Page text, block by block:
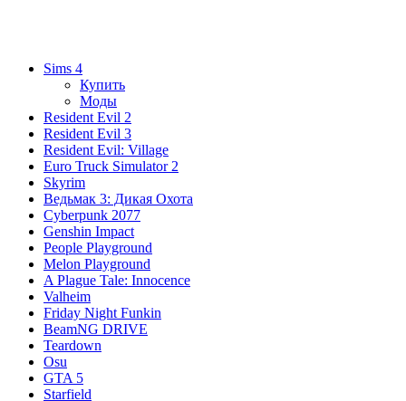
Sims 4
Купить
Моды
Resident Evil 2
Resident Evil 3
Resident Evil: Village
Euro Truck Simulator 2
Skyrim
Ведьмак 3: Дикая Охота
Cyberpunk 2077
Genshin Impact
People Playground
Melon Playground
A Plague Tale: Innocence
Valheim
Friday Night Funkin
BeamNG DRIVE
Teardown
Osu
GTA 5
Starfield